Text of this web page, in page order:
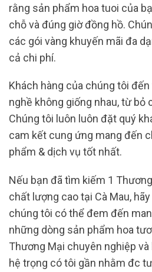
rằng sản phẩm hoa tuoi của
chỗ và đúng giờ đồng hồ.
các gói vàng khuyến mãi đa
cả chi phí.
Khách hàng của chúng tôi
nghề không giống nhau, từ bỏ
Chúng tôi luôn luôn đặt quý
cam kết cung ứng mang đến
phẩm & dịch vụ tốt nhất.
Nếu bạn đã tìm kiếm 1
chất lượng cao tại Cà Mau,
chúng tôi có thể đem đến
những dòng sản phẩm hoa
Thương Mại chuyên nghiệp
hệ trọng có tôi gần nhằm đc